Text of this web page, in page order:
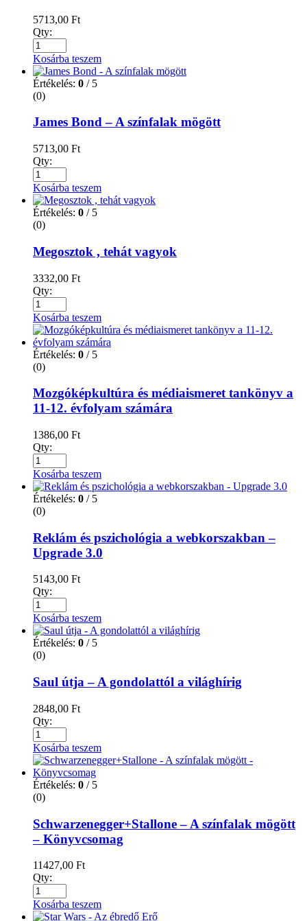
5713,00 Ft
Qty:
Kosárba teszem
Értékelés: 0 / 5
(0)
James Bond – A színfalak mögött
5713,00 Ft
Qty:
Kosárba teszem
Értékelés: 0 / 5
(0)
Megosztok , tehát vagyok
3332,00 Ft
Qty:
Kosárba teszem
Értékelés: 0 / 5
(0)
Mozgóképkultúra és médiaismeret tankönyv a
11-12. évfolyam számára
1386,00 Ft
Qty:
Kosárba teszem
Értékelés: 0 / 5
(0)
Reklám és pszichológia a webkorszakban –
Upgrade 3.0
5143,00 Ft
Qty:
Kosárba teszem
Értékelés: 0 / 5
(0)
Saul útja – A gondolattól a világhírig
2848,00 Ft
Qty:
Kosárba teszem
Értékelés: 0 / 5
(0)
Schwarzenegger+Stallone – A színfalak mögött
– Könyvcsomag
11427,00 Ft
Qty:
Kosárba teszem